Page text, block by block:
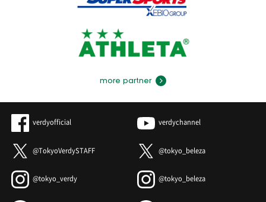
more partner
verdyofficial verdychannel
@TokyoVerdySTAFF @tokyo_beleza
@tokyo_verdy @tokyo_beleza